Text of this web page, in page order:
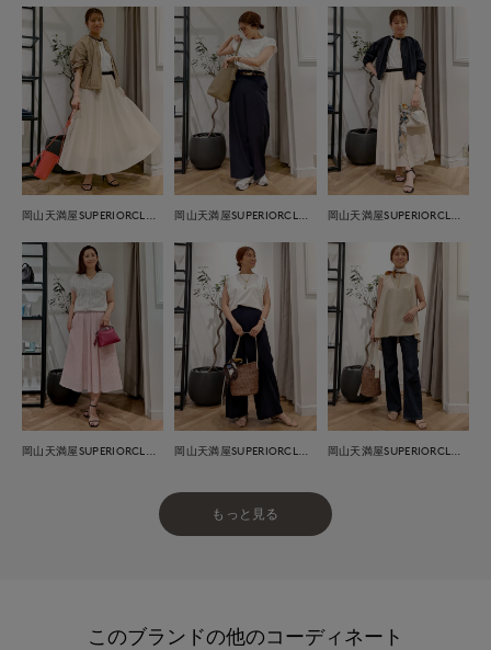
もっと見る
このブランドの他のコーディネート